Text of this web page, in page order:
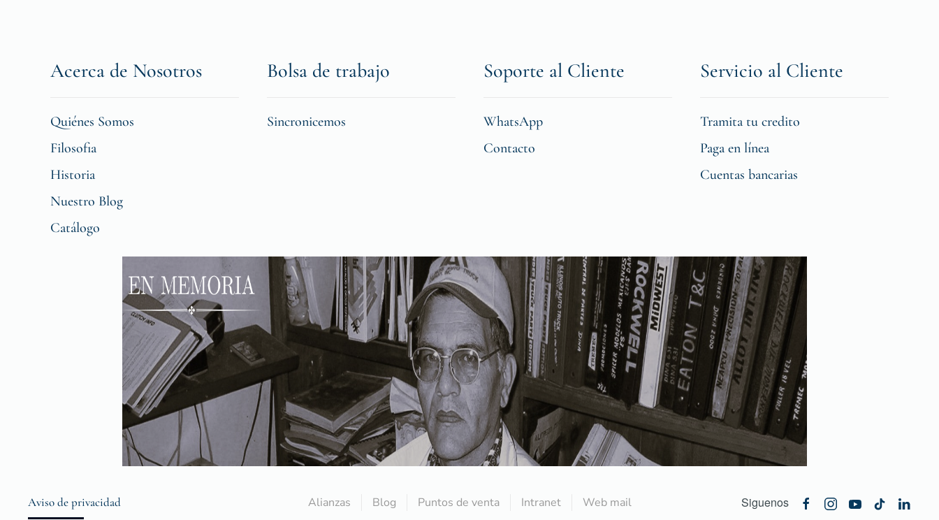
Acerca de Nosotros
Quiénes Somos
Filosofia
Historia
Nuestro Blog
Catálogo
Bolsa de trabajo
Sincronicemos
Soporte al Cliente
WhatsApp
Contacto
Servicio al Cliente
Tramita tu credito
Paga en línea
Cuentas bancarias
Aviso de privacidad Alianzas Blog Puntos de venta Intranet Web mail Siguenos